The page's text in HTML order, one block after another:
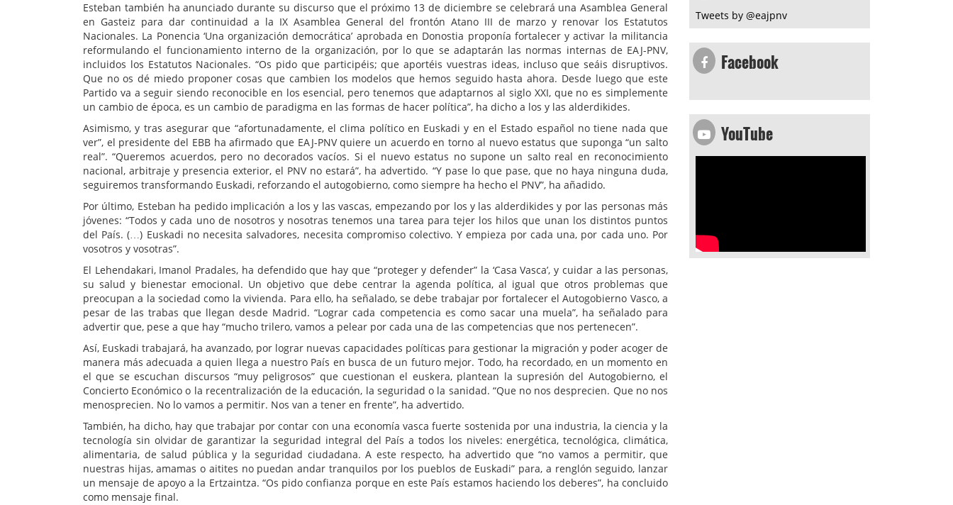
Esteban también ha anunciado durante su discurso que el próximo 13 de diciembre se celebrará una Asamblea General
en Gasteiz para dar continuidad a la IX Asamblea General del frontón Atano III de marzo y renovar los Estatutos
Nacionales. La Ponencia ‘Una organización democrática’ aprobada en Donostia proponía fortalecer y activar la militancia
reformulando el funcionamiento interno de la organización, por lo que se adaptarán las normas internas de EAJ-PNV,
incluidos los Estatutos Nacionales. “Os pido que participéis; que aportéis vuestras ideas, incluso que seáis disruptivos.
Que no os dé miedo proponer cosas que cambien los modelos que hemos seguido hasta ahora. Desde luego que este
Partido va a seguir siendo reconocible en los esencial, pero tenemos que adaptarnos al siglo XXI, que no es simplemente
un cambio de época, es un cambio de paradigma en las formas de hacer política”, ha dicho a los y las alderdikides.
Asimismo, y tras asegurar que “afortunadamente, el clima político en Euskadi y en el Estado español no tiene nada que
ver”, el presidente del EBB ha afirmado que EAJ-PNV quiere un acuerdo en torno al nuevo estatus que suponga “un salto
real”. “Queremos acuerdos, pero no decorados vacíos. Si el nuevo estatus no supone un salto real en reconocimiento
nacional, arbitraje y presencia exterior, el PNV no estará”, ha advertido. “Y pase lo que pase, que no haya ninguna duda,
seguiremos transformando Euskadi, reforzando el autogobierno, como siempre ha hecho el PNV”, ha añadido.
Por último, Esteban ha pedido implicación a los y las vascas, empezando por los y las alderdikides y por las personas más
jóvenes: “Todos y cada uno de nosotros y nosotras tenemos una tarea para tejer los hilos que unan los distintos puntos
del País. (…) Euskadi no necesita salvadores, necesita compromiso colectivo. Y empieza por cada una, por cada uno. Por
vosotros y vosotras”.
El Lehendakari, Imanol Pradales, ha defendido que hay que “proteger y defender” la ‘Casa Vasca’, y cuidar a las personas,
su salud y bienestar emocional. Un objetivo que debe centrar la agenda política, al igual que otros problemas que
preocupan a la sociedad como la vivienda. Para ello, ha señalado, se debe trabajar por fortalecer el Autogobierno Vasco, a
pesar de las trabas que llegan desde Madrid. “Lograr cada competencia es como sacar una muela”, ha señalado para
advertir que, pese a que hay “mucho trilero, vamos a pelear por cada una de las competencias que nos pertenecen”.
Así, Euskadi trabajará, ha avanzado, por lograr nuevas capacidades políticas para gestionar la migración y poder acoger de
manera más adecuada a quien llega a nuestro País en busca de un futuro mejor. Todo, ha recordado, en un momento en
el que se escuchan discursos “muy peligrosos” que cuestionan el euskera, plantean la supresión del Autogobierno, el
Concierto Económico o la recentralización de la educación, la seguridad o la sanidad. “Que no nos desprecien. Que no nos
menosprecien. No lo vamos a permitir. Nos van a tener en frente”, ha advertido.
También, ha dicho, hay que trabajar por contar con una economía vasca fuerte sostenida por una industria, la ciencia y la
tecnología sin olvidar de garantizar la seguridad integral del País a todos los niveles: energética, tecnológica, climática,
alimentaria, de salud pública y la seguridad ciudadana. A este respecto, ha advertido que “no vamos a permitir, que
nuestras hijas, amamas o aitites no puedan andar tranquilos por los pueblos de Euskadi” para, a renglón seguido, lanzar
un mensaje de apoyo a la Ertzaintza. “Os pido confianza porque en este País estamos haciendo los deberes”, ha concluido
como mensaje final.
Tweets by @eajpnv
Facebook
YouTube